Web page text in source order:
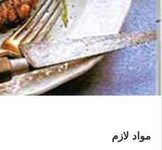
مواد لازم